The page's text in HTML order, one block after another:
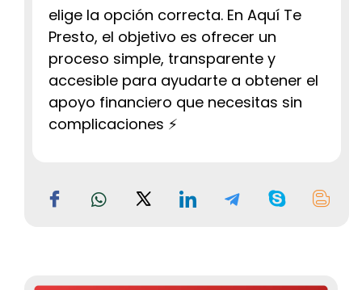
elige la opción correcta. En Aquí Te
Presto, el objetivo es ofrecer un
proceso simple, transparente y
accesible para ayudarte a obtener el
apoyo financiero que necesitas sin
complicaciones ⚡